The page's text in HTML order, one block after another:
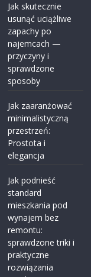
Jak skutecznie
usunąć uciążliwe
zapachy po
najemcach —
przyczyny i
sprawdzone
sposoby
Jak zaaranżować
minimalistyczną
przestrzeń:
Prostota i
elegancja
Jak podnieść
standard
mieszkania pod
wynajem bez
remontu:
sprawdzone triki i
praktyczne
rozwiązania